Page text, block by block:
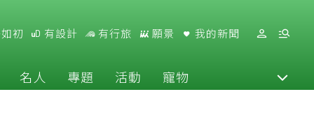
初 有設計 有行旅 願景 我的新聞
名人 專題 活動 寵物